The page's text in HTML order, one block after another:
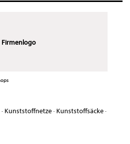
Firmenlogo
· Kunststoffnetze· Kunststoffsäcke·